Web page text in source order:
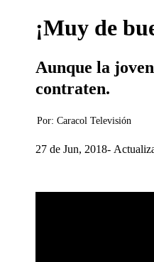
¡Muy de
Aunque la
contraten.
Por: Caracol Televisión
27 de Jun, 2018